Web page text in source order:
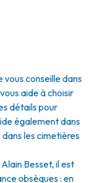
vous conseille dans
aide à choisir
détails pour
également dans
les cimetières
Besset, il est
obsèques : en